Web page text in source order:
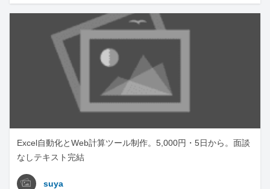
Excel自動化とWeb計算ツール制作。5,000円・5日から。面談
なしテキスト完結
suya